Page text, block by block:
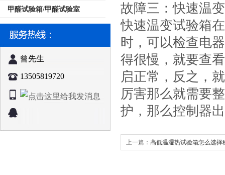
甲醛试验箱/甲醛试验室
曾先生
13505819720
故障三：快速温
快速温变试验箱
时，可以检查电
得很慢，就要查
启正常，反之，
厉害那么就需要
护，那么控制器
上一篇： 高低温湿热试验箱怎么选择